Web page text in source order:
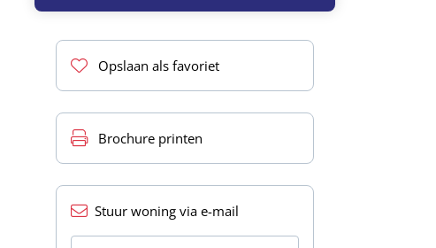
Opslaan als favoriet
Brochure printen
Stuur woning via e-mail